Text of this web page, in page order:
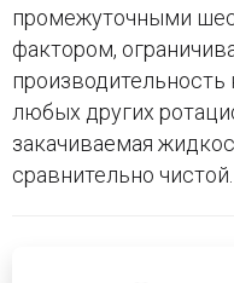
промежуточными
фактором,
производительность
любых других
закачиваемая
сравнительно чистой.